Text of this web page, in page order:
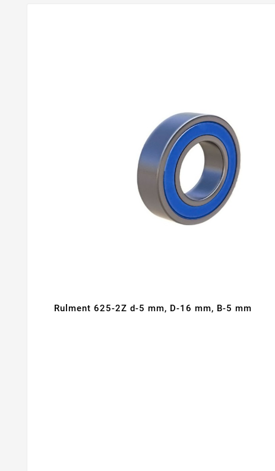
Rulment 625-2Z d-5 mm, D-16 mm, B-5 mm